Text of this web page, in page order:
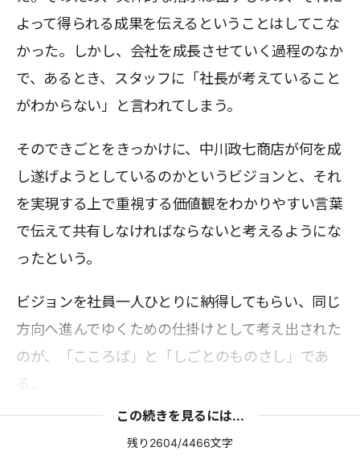
よって得られる成果を伝えるということはしてこな
かった。しかし、会社を成長させていく過程のなか
で、あるとき、スタッフに「社長が考えていること
がわからない」と言われてしまう。
そのできごとをきっかけに、中川政七商店が何を成
し遂げようとしているのかというビジョンと、それ
を実現する上で重視する価値観をわかりやすい言葉
で伝えて共有しなければならないと考えるようにな
ったという。
ビジョンを社員一人ひとりに納得してもらい、同じ
方向へ進んでゆくための仕掛けとして考え出された
のが、「こころば」と「しごとのものさし」であ
る。
この続きを見るには...
残り2604/4466文字